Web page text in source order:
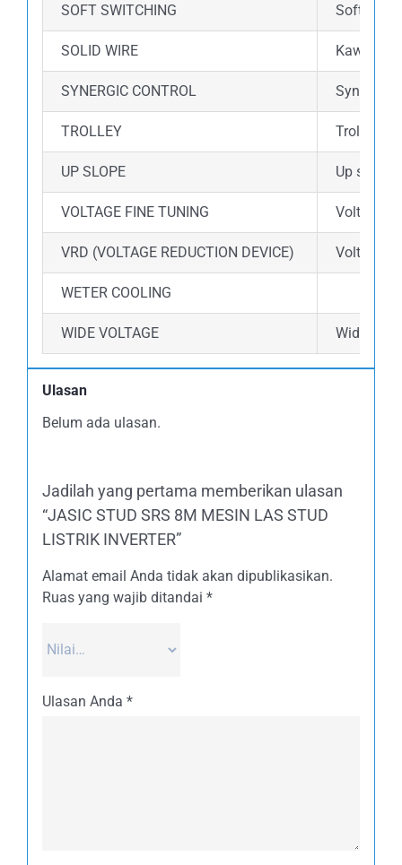
SOFT SWITCHING Soft
SOLID WIRE Kawat ini
SYNERGIC CONTROL Synergic
TROLLEY Trolley
UP SLOPE Up slope
VOLTAGE FINE TUNING Voltage
VRD (VOLTAGE REDUCTION DEVICE) Voltage
WETER COOLING
WIDE VOLTAGE Wide
Ulasan
Belum ada ulasan.
Jadilah yang pertama memberikan ulasan
“JASIC STUD SRS 8M MESIN LAS STUD
LISTRIK INVERTER”
Alamat email Anda tidak akan dipublikasikan.
Ruas yang wajib ditandai *
Ulasan Anda *